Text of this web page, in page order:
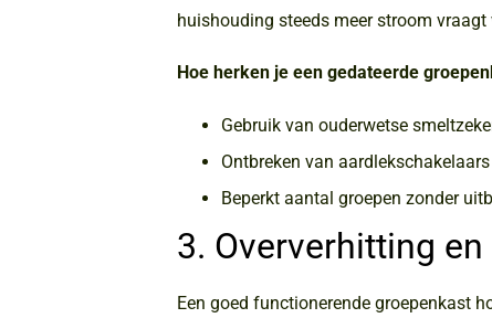
huishouding steeds meer stroom
Hoe herken je een gedateerde
Gebruik van ouderwetse
Ontbreken van
Beperkt aantal groepen zonder
3. Oververhitting
Een goed functionerende groepenkast